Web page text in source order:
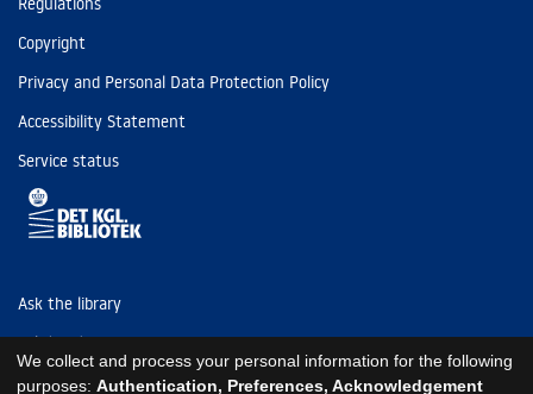
Copyright
Privacy and Personal Data Protection Policy
Accessibility Statement
Service status
Ask the library
Tel: (+45) 3347 4747
kb@kb.dk
We collect and process your personal information for the following
purposes: Authentication, Preferences, Acknowledgement